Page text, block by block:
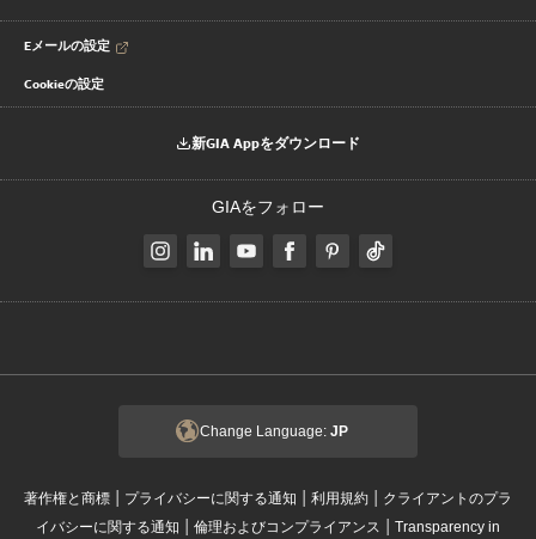
Eメールの設定
Cookieの設定
新GIA Appをダウンロード
GIAをフォロー
Change Language: JP
著作権と商標 | プライバシーに関する通知 | 利用規約 | クライアントのプラ
イバシーに関する通知 | 倫理およびコンプライアンス | Transparency in